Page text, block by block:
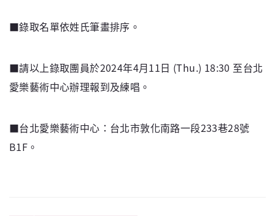
■錄取名單依姓氏筆畫排序。
■請以上錄取團員於2024年4月11日 (Thu.) 18:30 至台北
愛樂藝術中心辦理報到及練唱。
■台北愛樂藝術中心：台北市敦化南路一段233巷28號
B1F。